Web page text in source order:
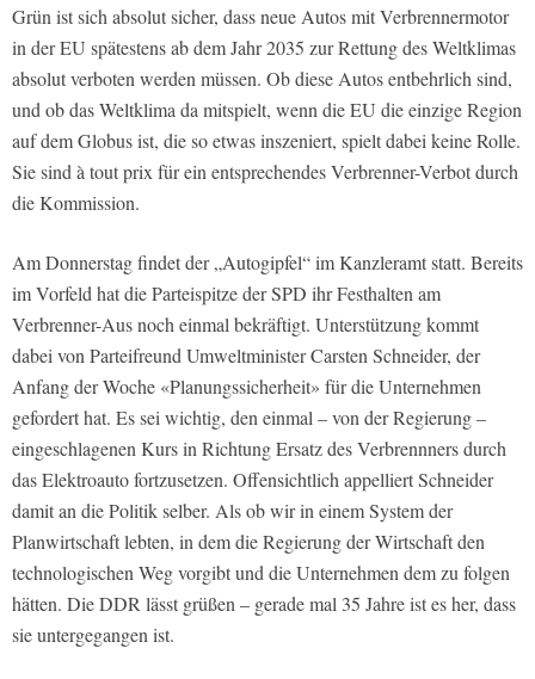
Grün ist sich absolut sicher, dass neue Autos mit Verbrennermotor
in der EU spätestens ab dem Jahr 2035 zur Rettung des Weltklimas
absolut verboten werden müssen. Ob diese Autos entbehrlich sind,
und ob das Weltklima da mitspielt, wenn die EU die einzige Region
auf dem Globus ist, die so etwas inszeniert, spielt dabei keine Rolle.
Sie sind à tout prix für ein entsprechendes Verbrenner-Verbot durch
die Kommission.
Am Donnerstag findet der „Autogipfel“ im Kanzleramt statt. Bereits
im Vorfeld hat die Parteispitze der SPD ihr Festhalten am
Verbrenner-Aus noch einmal bekräftigt. Unterstützung kommt
dabei von Parteifreund Umweltminister Carsten Schneider, der
Anfang der Woche «Planungssicherheit» für die Unternehmen
gefordert hat. Es sei wichtig, den einmal – von der Regierung –
eingeschlagenen Kurs in Richtung Ersatz des Verbrennners durch
das Elektroauto fortzusetzen. Offensichtlich appelliert Schneider
damit an die Politik selber. Als ob wir in einem System der
Planwirtschaft lebten, in dem die Regierung der Wirtschaft den
technologischen Weg vorgibt und die Unternehmen dem zu folgen
hätten. Die DDR lässt grüßen – gerade mal 35 Jahre ist es her, dass
sie untergegangen ist.